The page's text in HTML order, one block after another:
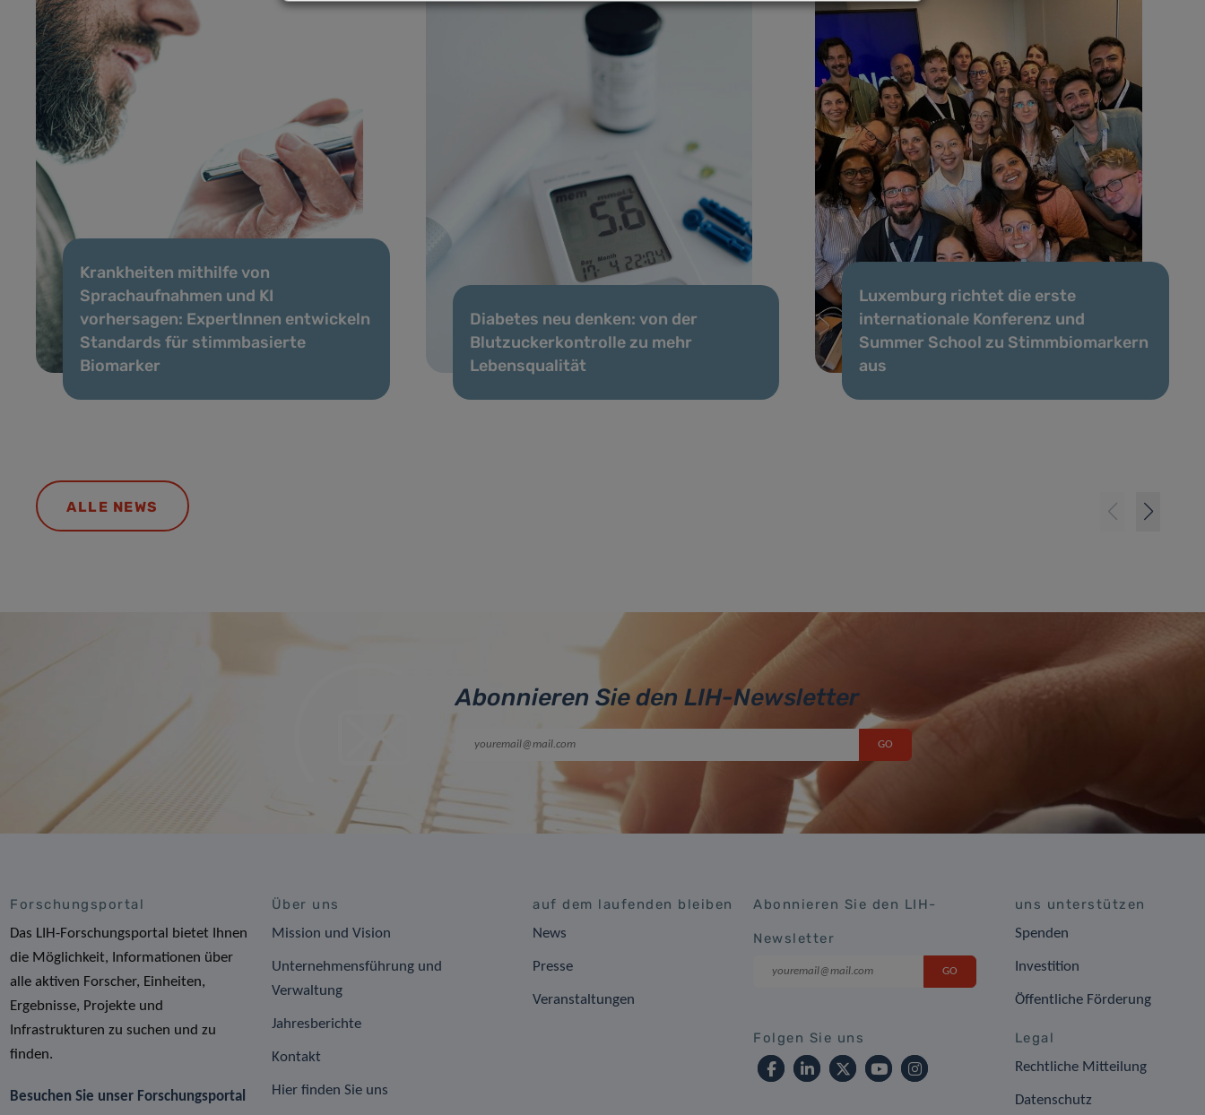
Krankheiten mithilfe von
Sprachaufnahmen und KI
vorhersagen: ExpertInnen entwickeln
Standards für stimmbasierte
Biomarker
Diabetes neu denken: von der
Blutzuckerkontrolle zu mehr
Lebensqualität
Luxemburg richtet die erste
internationale Konferenz und
Summer School zu Stimmbiomarkern
aus
ALLE NEWS
Abonnieren Sie den LIH-Newsletter
Forschungsportal
Das LIH-Forschungsportal bietet Ihnen
die Möglichkeit, Informationen über
alle aktiven Forscher, Einheiten,
Ergebnisse, Projekte und
Infrastrukturen zu suchen und zu
finden.
Besuchen Sie unser Forschungsportal
Über uns
Mission und Vision
Unternehmensführung und
Verwaltung
Jahresberichte
Kontakt
Hier finden Sie uns
auf dem laufenden bleiben
News
Presse
Veranstaltungen
Abonnieren Sie den LIH-
Newsletter
Folgen Sie uns
uns unterstützen
Spenden
Investition
Öffentliche Förderung
Legal
Rechtliche Mitteilung
Datenschutz